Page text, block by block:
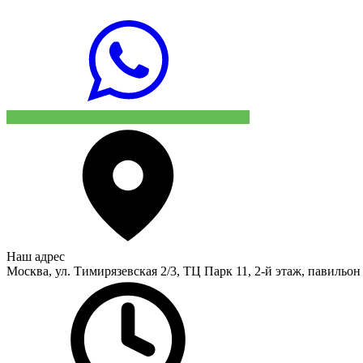
Наш адрес
Москва, ул. Тимирязевская 2/3, ТЦ Парк 11, 2-й этаж,